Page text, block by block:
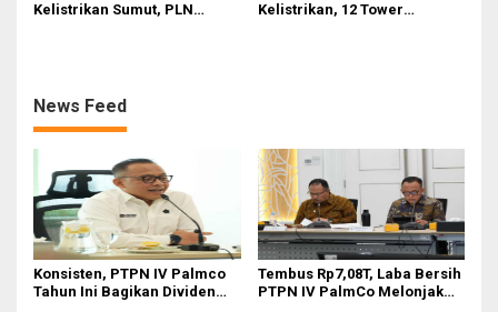
Kelistrikan Sumut, PLN
Kelistrikan, 12 Tower
News Feed
Konsisten, PTPN IV Palmco
Tahun Ini Bagikan Dividen
Tembus Rp7,08T, Laba Bersih
PTPN IV PalmCo Melonjak